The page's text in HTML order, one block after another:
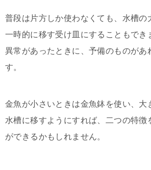
普段は片方しか使わなくても、水槽の
一時的に移す受け皿にすることもでき
異常があったときに、予備のものがあ
す。
金魚が小さいときは金魚鉢を使い、大
水槽に移すようにすれば、二つの特徴
ができるかもしれません。